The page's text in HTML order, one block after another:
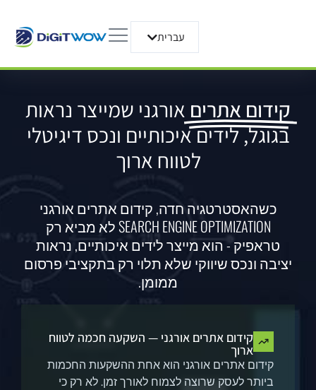
עבריתEnglish
קידום אתרים אורגני שמייצר נראות
בגוגל, לידים איכותיים ונכס דיגיטלי
לטווח ארוך
כשהאסטרטגיה חדה, קידום אתרים אורגני
SEARCH ENGINE OPTIMIZATION לא מביא רק
טראפיק - הוא מייצר לידים איכותיים, נראות
יציבה ונכס שיווקי שלא תלוי רק בתקציבי פרסום
ממומן.
קידום אתרים אורגני — השקעה חכמה לטווח
ארוך
קידום אתרים אורגני הוא אחת ההשקעות החכמות
ביותר לעסק שרוצה לצמוח לאורך זמן. לא רק כי